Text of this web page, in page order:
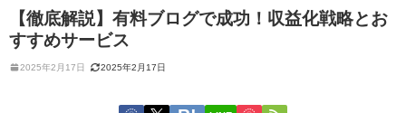
【徹底解説】有料ブログで成功！収益化戦略とお
すすめサービス
2025年2月17日 2025年2月17日